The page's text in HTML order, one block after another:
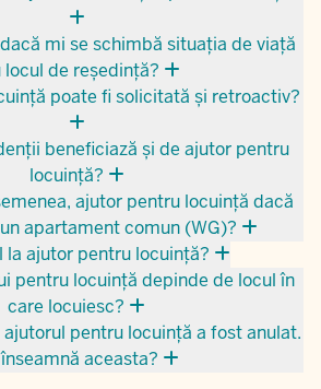
mi se schimbă situația de viață
locul de reședință?
poate fi solicitată și retroactiv?
beneficiază și de ajutor pentru
locuință?
ajutor pentru locuință dacă
apartament comun (WG)?
la ajutor pentru locuință?
pentru locuință depinde de locul în
care locuiesc?
pentru locuință a fost anulat.
aceasta?